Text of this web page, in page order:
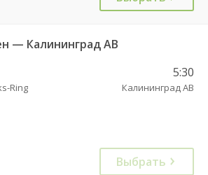
— Калининград АВ
Ring
5:30
Калининград АВ
Выбрать